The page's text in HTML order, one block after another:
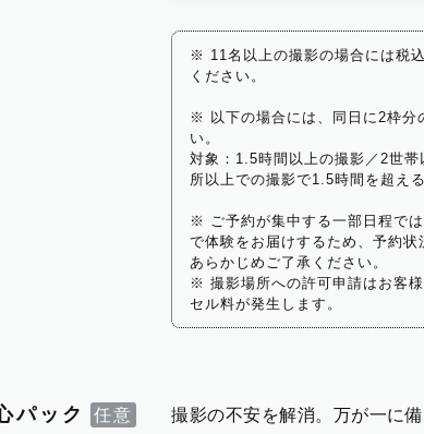
※ 11名以上の撮影の場合には税
ください。
※ 以下の場合には、同日に2枠分
い。
対象：1.5時間以上の撮影／2世
所以上での撮影で1.5時間を超え
※ ご予約が集中する一部日程で
で体験をお届けするため、予約状
あらかじめご了承ください。
※ 撮影場所への許可申請はお客
セル料が発生します。
パック
撮影の不安を解消。万が一に